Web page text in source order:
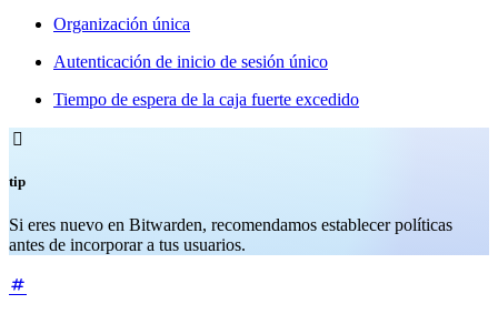
Organización única
Autenticación de inicio de sesión único
Tiempo de espera de la caja fuerte excedido

tip
Si eres nuevo en Bitwarden, recomendamos establecer políticas
antes de incorporar a tus usuarios.